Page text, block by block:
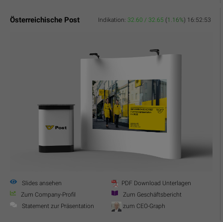
Österreichische Post Indikation: 32.60 / 32.65 (1.16%) 16:52:53
Slides ansehen
PDF Download Unterlagen
Zum Company-Profil
Zum Geschäftsbericht
Statement zur Präsentation
zum CEO-Graph